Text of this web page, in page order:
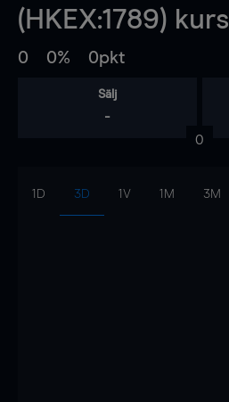
(HKEX:1789) kurs
0 0% 0pkt
Sälj
-
0
1D 3D 1V 1M 3M